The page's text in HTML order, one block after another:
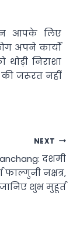
आपके लिए
अपने कार्यों
निराशा
जरूरत नहीं
NEXT
दशमी
फाल्गुनी नक्षत्र,
जानिए शुभ मुहूर्त